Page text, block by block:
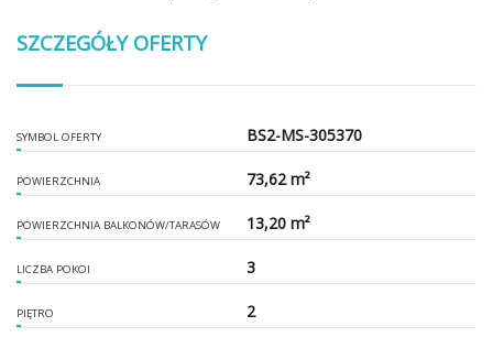
SZCZEGÓŁY OFERTY
SYMBOL OFERTY BS2-MS-305370
POWIERZCHNIA 73,62 m²
POWIERZCHNIA BALKONÓW/TARASÓW 13,20 m²
LICZBA POKOI 3
PIĘTRO 2